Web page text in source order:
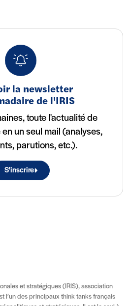
la newsletter
de l'IRIS
toute l'actualité de
en un seul mail (analyses,
parutions, etc.).
S'inscrire
et stratégiques (IRIS), association
l’un des principaux think tanks français